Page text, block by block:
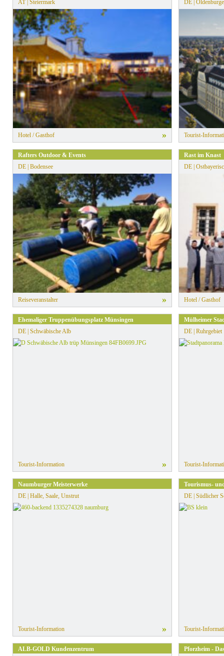
AT | Steiermark
Hotel / Gasthof »
DE |
Tourist-
Rafters Outdoor & Events
DE | Bodensee
Reiseveranstalter »
Rast im Knast
DE |
Hotel / Gasthof
Ehemaliger Truppenübungsplatz Münsingen
DE | Schwäbische Alb
Tourist-Information »
Mülheimer
DE | Ruhrgebiet
Tourist-
Naumburger Meisterwerke
DE | Halle, Saale, Unstrut
Tourist-Information »
Tourismus-
DE | Südlicher
Tourist-
ALB-GOLD Kundenzentrum Pforzheim -